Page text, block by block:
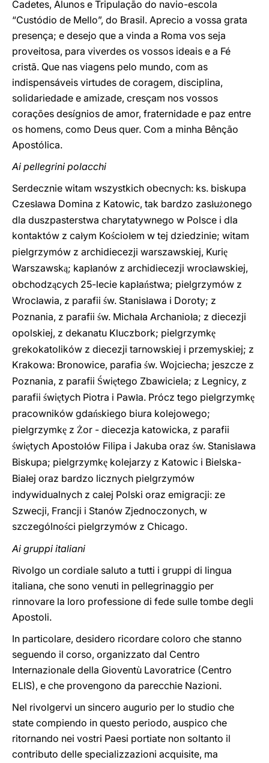
Cadetes, Alunos e Tripulação do navio-escola
“Custódio de Mello”, do Brasil. Aprecio a vossa grata
presença; e desejo que a vinda a Roma vos seja
proveitosa, para viverdes os vossos ideais e a Fé
cristã. Que nas viagens pelo mundo, com as
indispensáveis virtudes de coragem, disciplina,
solidariedade e amizade, cresçam nos vossos
corações desígnios de amor, fraternidade e paz entre
os homens, como Deus quer. Com a minha Bênção
Apostólica.
Ai pellegrini polacchi
Serdecznie witam wszystkich obecnych: ks. biskupa
Czesława Domina z Katowic, tak bardzo zasłużonego
dla duszpasterstwa charytatywnego w Polsce i dla
kontaktów z całym Kościołem w tej dziedzinie; witam
pielgrzymów z archidiecezji warszawskiej, Kurię
Warszawską; kapłanów z archidiecezji wrocławskiej,
obchodzących 25-lecie kapłaństwa; pielgrzymów z
Wrocławia, z parafii św. Stanisława i Doroty; z
Poznania, z parafii św. Michała Archanioła; z diecezji
opolskiej, z dekanatu Kluczbork; pielgrzymkę
grekokatolików z diecezji tarnowskiej i przemyskiej; z
Krakowa: Bronowice, parafia św. Wojciecha; jeszcze z
Poznania, z parafii Świętego Zbawiciela; z Legnicy, z
parafii świętych Piotra i Pawła. Prócz tego pielgrzymkę
pracowników gdańskiego biura kolejowego;
pielgrzymkę z Żor - diecezja katowicka, z parafii
świętych Apostołów Filipa i Jakuba oraz św. Stanisława
Biskupa; pielgrzymkę kolejarzy z Katowic i Bielska-
Białej oraz bardzo licznych pielgrzymów
indywidualnych z całej Polski oraz emigracji: ze
Szwecji, Francji i Stanów Zjednoczonych, w
szczególności pielgrzymów z Chicago.
Ai gruppi italiani
Rivolgo un cordiale saluto a tutti i gruppi di lingua
italiana, che sono venuti in pellegrinaggio per
rinnovare la loro professione di fede sulle tombe degli
Apostoli.
In particolare, desidero ricordare coloro che stanno
seguendo il corso, organizzato dal Centro
Internazionale della Gioventù Lavoratrice (Centro
ELIS), e che provengono da parecchie Nazioni.
Nel rivolgervi un sincero augurio per lo studio che
state compiendo in questo periodo, auspico che
ritornando nei vostri Paesi portiate non soltanto il
contributo delle specializzazioni acquisite, ma